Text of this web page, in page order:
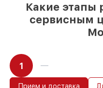
Какие этапы
сервисным
1
Прием и доставка